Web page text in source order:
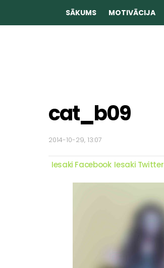
SĀKUMS MOTIVĀCIJA
cat_b09
2014-10-29, 13:07
Iesaki Facebook Iesaki Twitter